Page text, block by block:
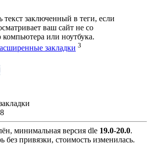
текст заключенный в теги, если
ваш сайт не со
компьютера или ноутбука.
закладки 3
минимальная версия dle 19.0-20.0.
без привязки, стоимость изменилась.